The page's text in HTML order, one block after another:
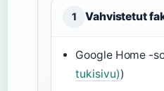
1 Vahvistetut
Google Home -
tukisivu))